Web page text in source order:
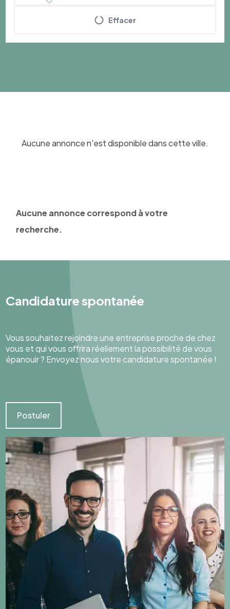
Effacer
Aucune annonce n'est disponible dans cette ville.
Aucune annonce correspond à votre
recherche.
Candidature spontanée
Vous souhaitez rejoindre une entreprise proche de chez
vous et qui vous offrira réellement la possibilité de vous
épanouir ? Envoyez nous votre candidature spontanée !
Postuler